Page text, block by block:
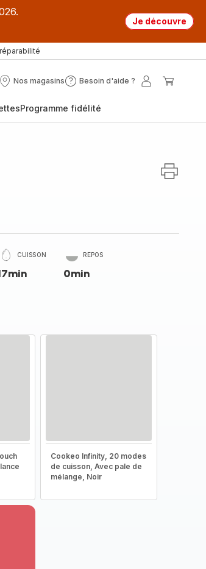
Je découvre
Nos magasins
Nos
Besoin d'aide ?
Besoin
?
Mon
Programme fidélité
CUISSON REPOS
0min
Cookeo Infinity, 20 modes
de cuisson, Avec pale de
mélange, Noir